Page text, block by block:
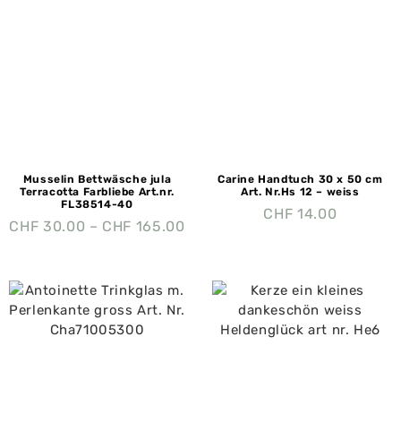
Musselin Bettwäsche jula
Terracotta Farbliebe Art.nr.
FL38514-40
CHF 30.00 – CHF 165.00
Carine Handtuch 30 x 50 cm
Art. Nr.Hs 12 – weiss
CHF 14.00